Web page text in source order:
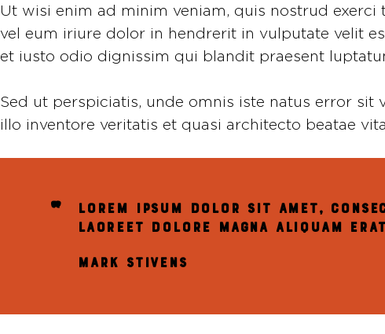
Ut wisi enim ad minim veniam, quis nostrud
vel eum iriure dolor in hendrerit in vulputate velit
et iusto odio dignissim qui blandit praesent
Sed ut perspiciatis, unde omnis iste natus error
illo inventore veritatis et quasi architecto beatae
Lorem ipsum dolor sit amet,
laoreet dolore magna aliquam
MARK STIVENS